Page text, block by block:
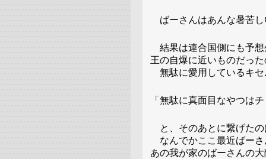
ばーさんはあんな暑苦し
結果は連合国側にも予想
王の自爆に近いものだっ
無駄に愛用しているキセ
「無駄に真面目なやつは
と、そのあとに繋げたの
なんでかここ最近ばーさ
あの我が家のばーさんの